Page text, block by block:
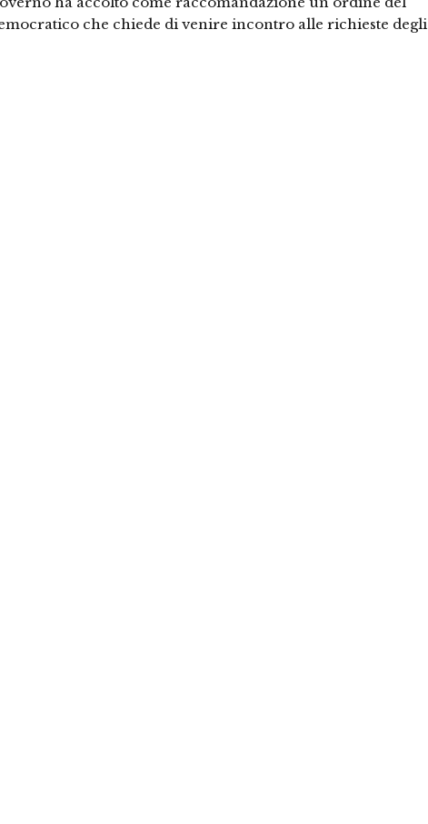
che chiede di venire incontro alle richieste degli